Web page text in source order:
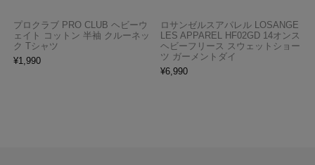
プロクラブ PRO CLUB ヘビーウ
ェイト コットン 半袖 クルーネッ
ク Tシャツ
¥1,990
ロサンゼルスアパレル LOSANGE
LES APPAREL HF02GD 14オンス
ヘビーフリース スウェットショー
ツ ガーメントダイ
¥6,990